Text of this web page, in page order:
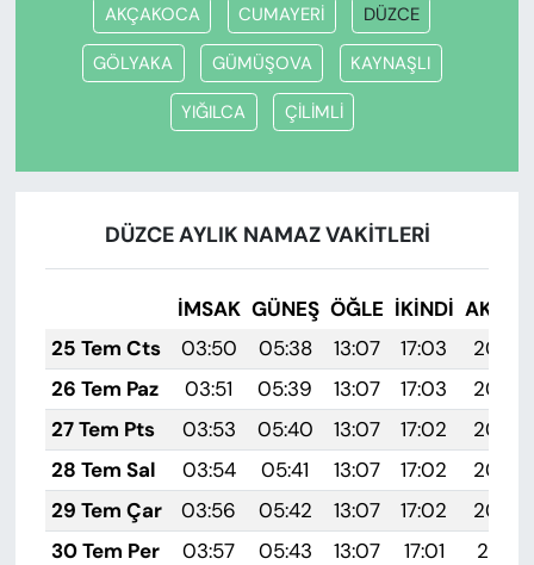
AKÇAKOCA CUMAYERİ DÜZCE
GÖLYAKA GÜMÜŞOVA KAYNAŞLI
YIĞILCA ÇİLİMLİ
DÜZCE AYLIK NAMAZ VAKITLERI
İMSAK GÜNEŞ ÖĞLE İKINDI
25 Tem Cts
03:50 05:38 13:07 17:03
20:26
26 Tem Paz
03:51 05:39 13:07 17:03
20:25
27 Tem Pts
03:53 05:40 13:07 17:02
20:24
28 Tem Sal
03:54 05:41 13:07 17:02
20:23
29 Tem Çar
03:56 05:42 13:07 17:02
20:22
30 Tem Per
03:57 05:43 13:07 17:01
20:21